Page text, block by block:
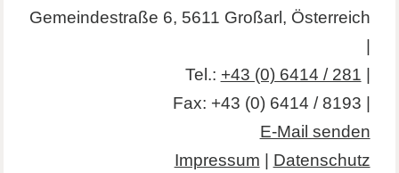
Gemeindestraße 6, 5611 Großarl, Österreich
Tel.: +43 (0) 6414 / 281
Fax: +43 (0) 6414 / 8193 |
E-Mail senden
Impressum
Datenschutz